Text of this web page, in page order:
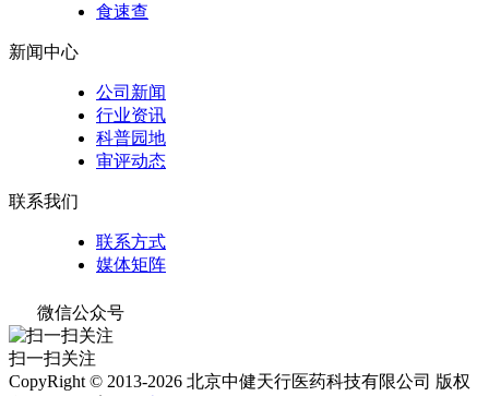
食速查
新闻中心
公司新闻
行业资讯
科普园地
审评动态
联系我们
联系方式
媒体矩阵
微信公众号
扫一扫关注
CopyRight © 2013-2026 北京中健天行医药科技有限公司 版权